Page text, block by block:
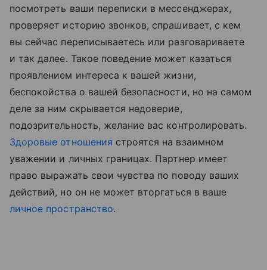
посмотреть ваши переписки в мессенджерах,
проверяет историю звонков, спрашивает, с кем
вы сейчас переписываетесь или разговариваете
и так далее. Такое поведение может казаться
проявлением интереса к вашей жизни,
беспокойства о вашей безопасности, но на самом
деле за ним скрывается недоверие,
подозрительность, желание вас контролировать.
Здоровые отношения строятся на взаимном
уважении и личных границах. Партнер имеет
право выражать свои чувства по поводу ваших
действий, но он не может вторгаться в ваше
личное пространство.